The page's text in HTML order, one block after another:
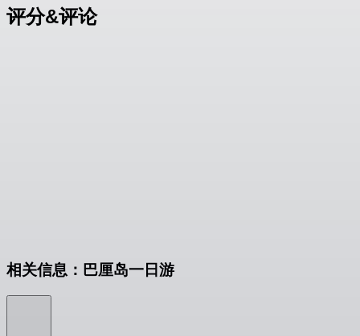
评分&评论
相关信息：巴厘岛一日游